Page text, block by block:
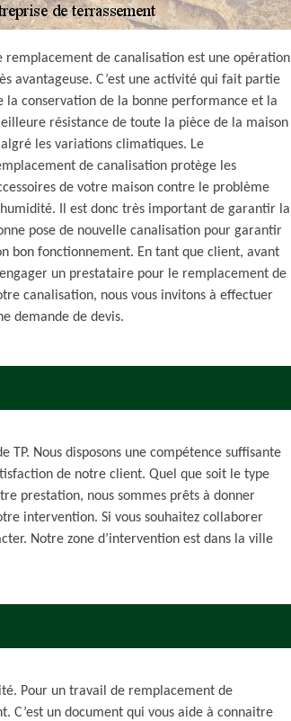
remplacement de canalisation est une opération
avantageuse. C’est une activité qui fait partie
la conservation de la bonne performance et la
résistance de toute la pièce de la maison
les variations climatiques. Le
de canalisation protège les
de votre maison contre le problème
Il est donc très important de garantir la
pose de nouvelle canalisation pour garantir
bon fonctionnement. En tant que client, avant
un prestataire pour le remplacement de
canalisation, nous vous invitons à effectuer
demande de devis.
Nous disposons une compétence suffisante
de notre client. Quel que soit le type
prestation, nous sommes prêts à donner
intervention. Si vous souhaitez collaborer
Notre zone d’intervention est dans la ville
Pour un travail de remplacement de
C’est un document qui vous aide à connaitre